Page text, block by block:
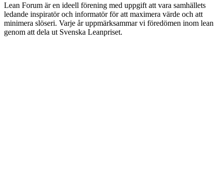
Lean Forum är en ideell förening med uppgift att vara samhällets
ledande inspiratör och informatör för att maximera värde och att
minimera slöseri. Varje år uppmärksammar vi föredömen inom lean
genom att dela ut Svenska Leanpriset.